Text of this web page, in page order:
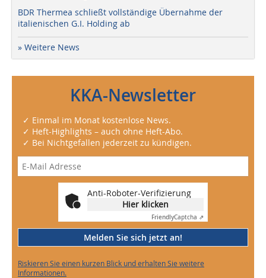
BDR Thermea schließt vollständige Übernahme der
italienischen G.I. Holding ab
» Weitere News
KKA-Newsletter
✓ Einmal im Monat kostenlose News.
✓ Heft-Highlights – auch ohne Heft-Abo.
✓ Bei Nichtgefallen jederzeit zu kündigen.
Anti-Roboter-Verifizierung
Hier klicken
FriendlyCaptcha ⇗
Melden Sie sich jetzt an!
Riskieren Sie einen kurzen Blick und erhalten Sie weitere
Informationen.